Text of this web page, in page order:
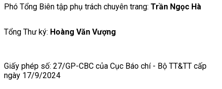
Phó Tổng Biên tập phụ trách chuyên trang: Trần Ngọc Hà
Tổng Thư ký: Hoàng Văn Vượng
Giấy phép số: 27/GP-CBC của Cục Báo chí - Bộ TT&TT cấp
ngày 17/9/2024